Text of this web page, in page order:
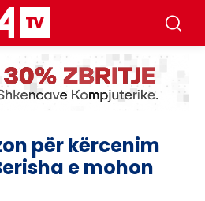
për kërcenim
e mohon